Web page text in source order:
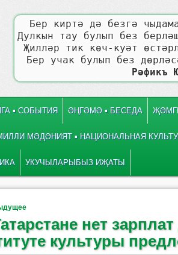
Бер киртә дә безгә
Дулкын тау булып без
Җилләр тик көч-куәт
Бер учак булып без
Рәфикъ
▪ СОБЫТИЯ ӘҢГӘМӘ ▪ БЕСЕДА
МӘДӘНИЯТ ▪ НАЦИОНАЛЬНАЯ
УКУЧЫЛАРЫБЫЗ ИҖАТЫ
по записям
нет
культуры